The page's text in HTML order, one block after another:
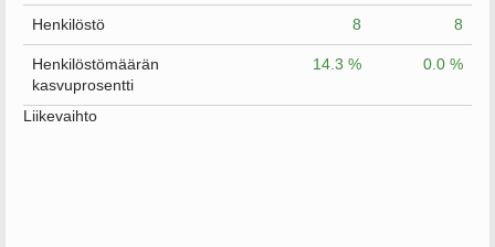
Henkilöstö 8 8
Henkilöstömäärän
kasvuprosentti
14.3 % 0.0 %
Liikevaihto